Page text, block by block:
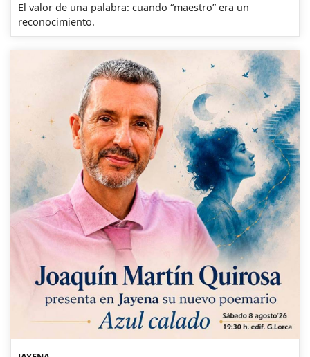
El valor de una palabra: cuando “maestro” era un
reconocimiento.